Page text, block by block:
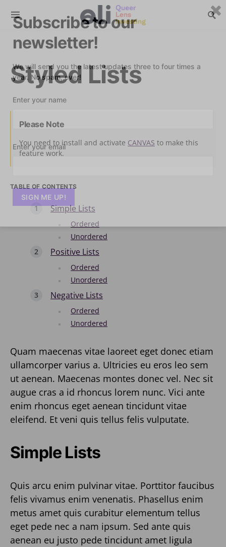
Styled Lists
Please Note
You need to install and activate CANVAS to make this
feature work.
TABLE OF CONTENTS
Simple Lists
Ordered
Unordered
Positive Lists
Ordered
Unordered
Negative Lists
Ordered
Unordered
Quam maecenas vitae laoreet eget donec etiam
ullamcorper varius a. Ultricies eu eros leo sem
ut aenean. Maecenas montes donec vel. Nec sit
augue cras a id rhoncus lorem nunc. Vici ante
enim rhoncus eget aenean tincidunt vitae
eleifend. Et veni quis tellus felis vulputate.
Simple Lists
Quis arcu enim pulvinar vitae. Porttitor faucibus
felis vivamus enim venenatis. Phasellus enim
metus amet quis curabitur elementum tellus
eget pede nec a nam ipsum. Sed ante quis
aenean eu justo pede tincidunt amet ligula
Subscribe to our
newsletter!
We will send you the latest updates three to four times a
year. No spam, ever!
Enter your name
Enter your email